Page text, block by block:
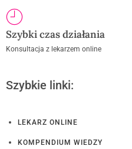
Szybki czas działania
Konsultacja z lekarzem online
Szybkie linki:
LEKARZ ONLINE
KOMPENDIUM WIEDZY